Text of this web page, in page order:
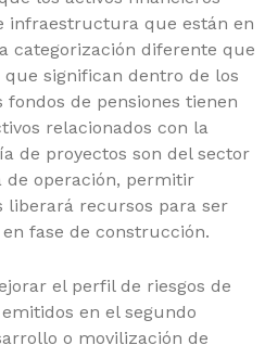
infraestructura que están en
categorización diferente que
significan dentro de los
de pensiones tienen
relacionados con la
de proyectos son del sector
de operación, permitir
liberará recursos para ser
fase de construcción.
el perfil de riesgos de
en el segundo
o movilización de